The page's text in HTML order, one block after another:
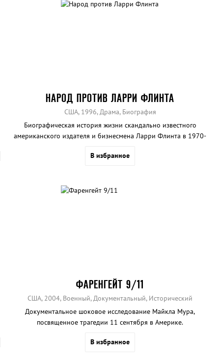
НАРОД ПРОТИВ ЛАРРИ ФЛИНТА
США, 1996, Драма, Биография
Биографическая история жизни скандально известного
американского издателя и бизнесмена Ларри Флинта в 1970-
В избранное
ФАРЕНГЕЙТ 9/11
США, 2004, Военный, Документальный, Исторический
Документальное шоковое исследование Майкла Мура,
посвященное трагедии 11 сентября в Америке.
В избранное